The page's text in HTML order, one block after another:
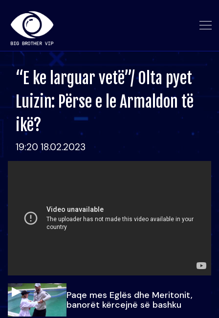
“E ke larguar vetë”/ Olta pyet
Luizin: Përse e le Armaldon të
ikë?
19:20 18.02.2023
Paqe mes Eglës dhe Meritonit,
banorët kërcejnë së bashku